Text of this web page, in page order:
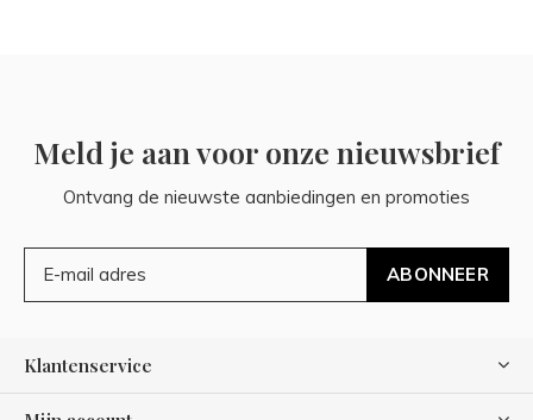
Meld je aan voor onze nieuwsbrief
Ontvang de nieuwste aanbiedingen en promoties
ABONNEER
Klantenservice